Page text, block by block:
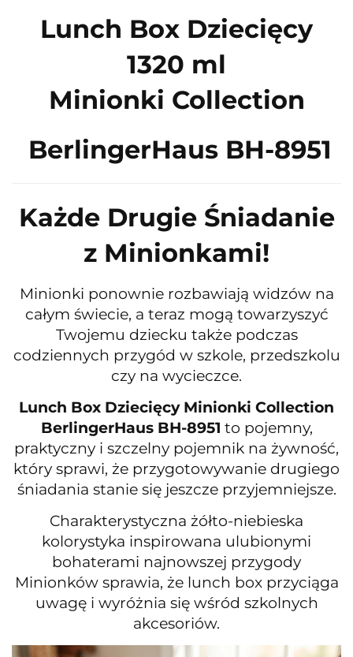
Lunch Box Dziecięcy
1320 ml
Minionki Collection
BerlingerHaus BH-8951
Każde Drugie Śniadanie
z Minionkami!
Minionki ponownie rozbawiają widzów na
całym świecie, a teraz mogą towarzyszyć
Twojemu dziecku także podczas
codziennych przygód w szkole, przedszkolu
czy na wycieczce.
Lunch Box Dziecięcy Minionki Collection
BerlingerHaus BH-8951 to pojemny,
praktyczny i szczelny pojemnik na żywność,
który sprawi, że przygotowywanie drugiego
śniadania stanie się jeszcze przyjemniejsze.
Charakterystyczna żółto-niebieska
kolorystyka inspirowana ulubionymi
bohaterami najnowszej przygody
Minionków sprawia, że lunch box przyciąga
uwagę i wyróżnia się wśród szkolnych
akcesoriów.